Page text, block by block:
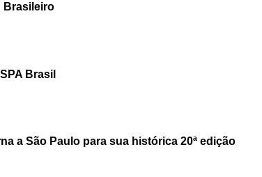
Brasileiro
Brasil
a São Paulo para sua histórica 20ª edição